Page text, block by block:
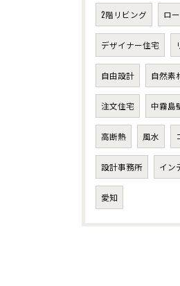
2階リビング ロ
デザイナー住宅
自由設計 自然素
注文住宅 中霧島
高断熱 風水
設計事務所 イン
愛知